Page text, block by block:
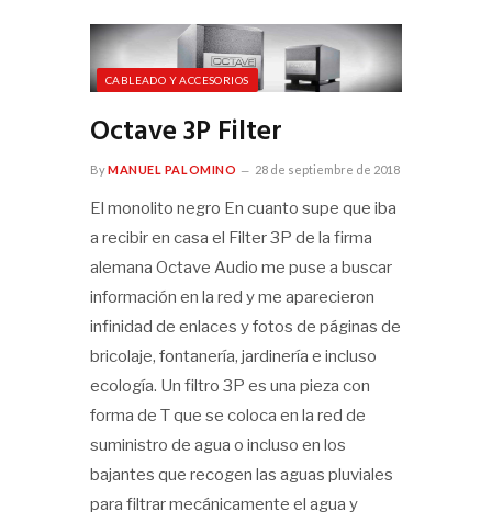
CABLEADO Y ACCESORIOS
Octave 3P Filter
ByMANUEL PALOMINO 28 de septiembre de 2018
El monolito negro En cuanto supe que iba
a recibir en casa el Filter 3P de la firma
alemana Octave Audio me puse a buscar
información en la red y me aparecieron
infinidad de enlaces y fotos de páginas de
bricolaje, fontanería, jardinería e incluso
ecología. Un filtro 3P es una pieza con
forma de T que se coloca en la red de
suministro de agua o incluso en los
bajantes que recogen las aguas pluviales
para filtrar mecánicamente el agua y